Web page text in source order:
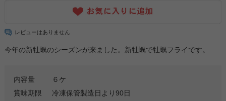
レビューはありません
今年の新牡蠣のシーズンが来ました。新牡蠣で牡蠣フライです。
内容量
６ケ
賞味期限
冷凍保管製造日より90日